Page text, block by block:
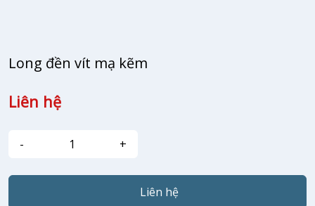
Long đền vít mạ kẽm
Liên hệ
Liên hệ